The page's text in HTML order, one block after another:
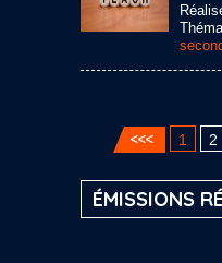
1 2
ÉMISSIONS